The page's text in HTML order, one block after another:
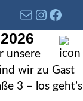
unsere
wir zu Gast
3 – los geht’s